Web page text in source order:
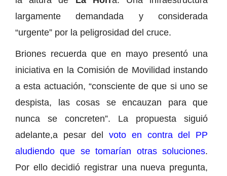
largamente demandada y considerada
“urgente” por la peligrosidad del cruce.
Briones recuerda que en mayo presentó una
iniciativa en la Comisión de Movilidad instando
a esta actuación, “consciente de que si uno se
despista, las cosas se encauzan para que
nunca se concreten”. La propuesta siguió
adelante,a pesar delvoto en contra del PP
aludiendo que se tomarían otras soluciones.
Por ello decidió registrar una nueva pregunta,